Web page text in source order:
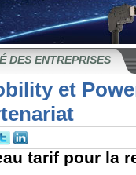
DES ENTREPRISES
et
tarif pour la